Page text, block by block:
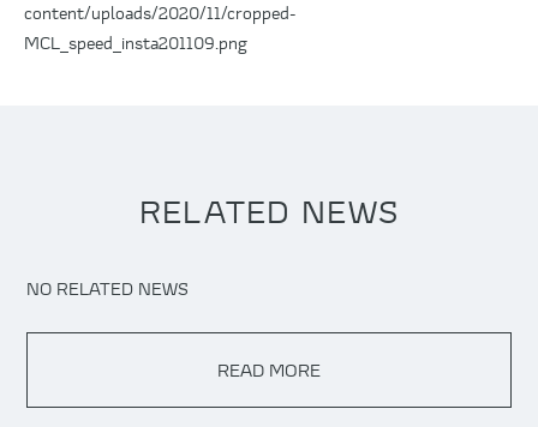
content/uploads/2020/11/cropped-
MCL_speed_insta201109.png
RELATED NEWS
NO RELATED NEWS
READ MORE